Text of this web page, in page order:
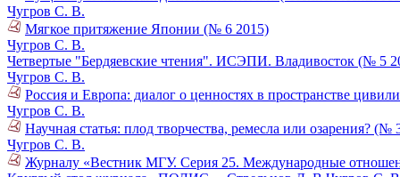
Чугров С. В.
Мягкое притяжение Японии (№ 6 2015)
Чугров С. В.
Четвертые "Бердяевские чтения". ИСЭПИ. Владивосток (№ 5
Чугров С. В.
Россия и Европа: диалог о ценностях в пространстве
Чугров С. В.
Научная статья: плод творчества, ремесла или озарения? (№
Чугров С. В.
Журналу «Вестник МГУ. Серия 25. Международные